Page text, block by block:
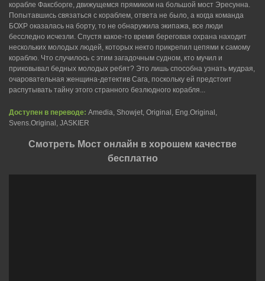
корабле Факсборге, движущемся прямиком на большой мост Эресунна.
Попытавшись связаться с кораблем, ответа не было, а когда команда
БОХР оказалась на борту, то не обнаружила экипажа, все люди
бесследно исчезли. Спустя какое-то время береговая охрана находит
нескольких молодых людей, которых некто прикрепил цепями к самому
кораблю. Что случилось с этим загадочным судном, кто мучил и
приковывал бедных молодых ребят? Это лишь способна узнать мудрая,
очаровательная женщина-детектив Сага, поскольку ей предстоит
распутывать тайну этого странного безлюдного корабля...
Доступен в переводе: Amedia, Showjet, Original, Eng.Original,
Svens.Original, JASKIER
Смотреть Мост онлайн в хорошем качестве
бесплатно